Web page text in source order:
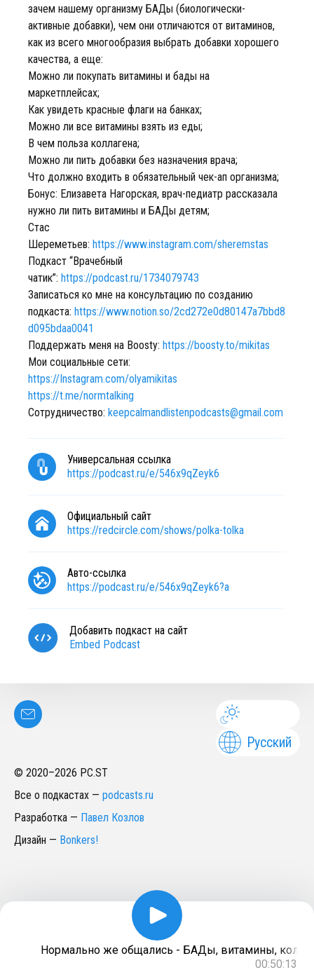
зачем нашему организму БАДы (биологически-
активные добавки), чем они отличаются от витаминов,
как из всего многообразия выбрать добавки хорошего
качества, а еще:
Можно ли покупать витамины и бады на
маркетплейсах;
Как увидеть красные флаги на банках;
Можно ли все витамины взять из еды;
В чем польза коллагена;
Можно ли пить добавки без назначения врача;
Что должно входить в обязательный чек-ап организма;
Бонус: Елизавета Нагорская, врач-педиатр рассказала
нужно ли пить витамины и БАДы детям;
Стас
Шереметьев: https://www.instagram.com/sheremstas
Подкаст “Врачебный
чатик”: https://podcast.ru/1734079743
Записаться ко мне на консультацию по созданию
подкаста: https://www.notion.so/2cd272e0d80147a7bbd8
d095bdaa0041
Поддержать меня на Boosty: https://boosty.to/mikitas
Мои социальные сети:
https://Instagram.com/olyamikitas
https://t.me/normtalking
Сотрудничество: keepcalmandlistenpodcasts@gmail.com
Универсальная ссылка
https://podcast.ru/e/546x9qZeyk6
Официальный сайт
https://redcircle.com/shows/polka-tolka
Авто-ссылка
https://podcast.ru/e/546x9qZeyk6?a
Добавить подкаст на сайт
Embed Podcast
Русский
© 2020–2026 PC.ST
Все о подкастах — podcasts.ru
Разработка — Павел Козлов
Дизайн — Bonkers!
Нормально же общались - БАДы, витамины,
00:50:13